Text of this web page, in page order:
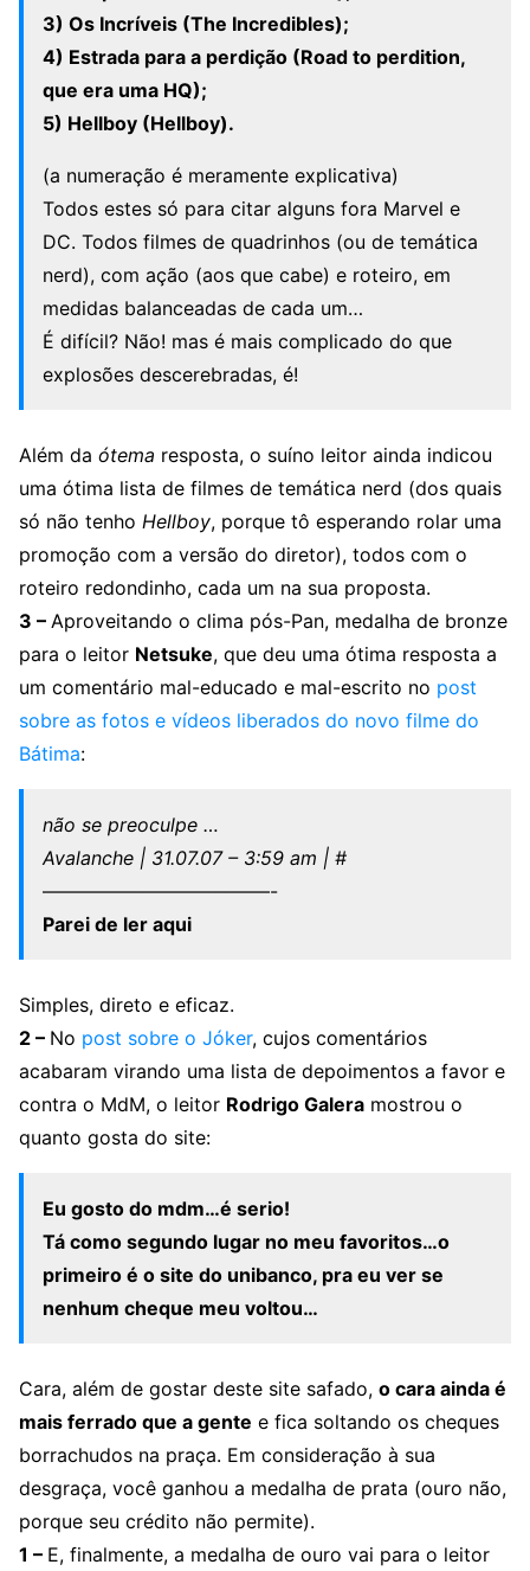
3) Os Incríveis (The Incredibles);
4) Estrada para a perdição (Road to perdition,
que era uma HQ);
5) Hellboy (Hellboy).
(a numeração é meramente explicativa)
Todos estes só para citar alguns fora Marvel e
DC. Todos filmes de quadrinhos (ou de temática
nerd), com ação (aos que cabe) e roteiro, em
medidas balanceadas de cada um…
É difícil? Não! mas é mais complicado do que
explosões descerebradas, é!
Além da ótema resposta, o suíno leitor ainda indicou
uma ótima lista de filmes de temática nerd (dos quais
só não tenho Hellboy, porque tô esperando rolar uma
promoção com a versão do diretor), todos com o
roteiro redondinho, cada um na sua proposta.
3 – Aproveitando o clima pós-Pan, medalha de bronze
para o leitor Netsuke, que deu uma ótima resposta a
um comentário mal-educado e mal-escrito no post
sobre as fotos e vídeos liberados do novo filme do
Bátima:
não se preoculpe …
Avalanche | 31.07.07 – 3:59 am | #
————————————-
Parei de ler aqui
Simples, direto e eficaz.
2 – No post sobre o Jóker, cujos comentários
acabaram virando uma lista de depoimentos a favor e
contra o MdM, o leitor Rodrigo Galera mostrou o
quanto gosta do site:
Eu gosto do mdm…é serio!
Tá como segundo lugar no meu favoritos…o
primeiro é o site do unibanco, pra eu ver se
nenhum cheque meu voltou…
Cara, além de gostar deste site safado, o cara ainda é
mais ferrado que a gente e fica soltando os cheques
borrachudos na praça. Em consideração à sua
desgraça, você ganhou a medalha de prata (ouro não,
porque seu crédito não permite).
1 – E, finalmente, a medalha de ouro vai para o leitor